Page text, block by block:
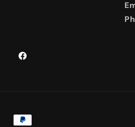
Facebook
Metodi